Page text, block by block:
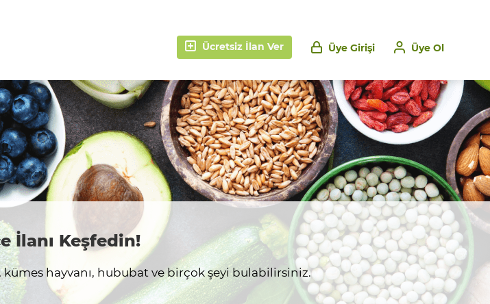
Üye Ol
Üye Girişi
Ücretsiz İlan Ver
İlanı Keşfedin!
kümes hayvanı, hububat ve birçok şeyi bulabilirsiniz.